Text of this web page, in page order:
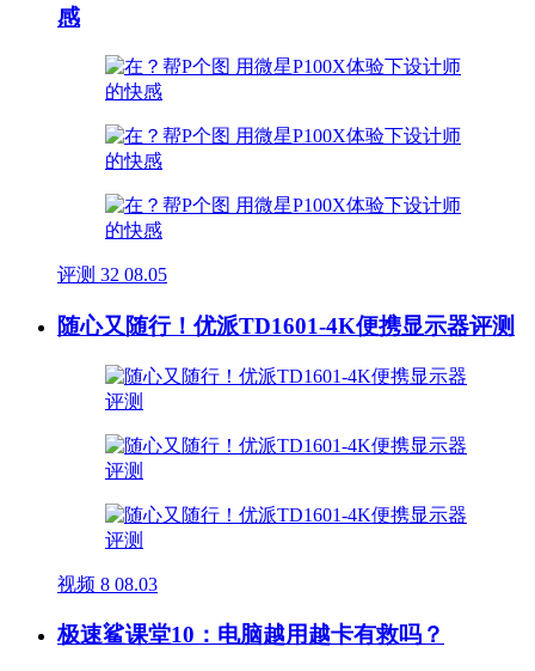
感
评测 32 08.05
随心又随行！优派TD1601-4K便携显示器评测
视频 8 08.03
极速鲨课堂10：电脑越用越卡有救吗？